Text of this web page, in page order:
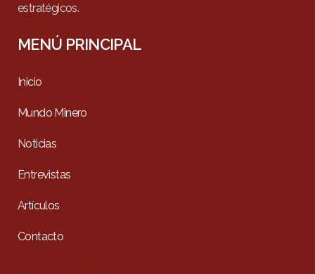
estratégicos.
MENÚ PRINCIPAL
Inicio
Mundo Minero
Noticias
Entrevistas
Artículos
Contacto